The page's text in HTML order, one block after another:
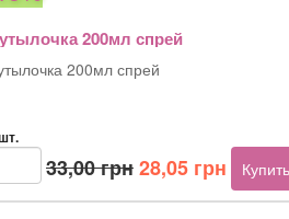
200мл спрей
200мл спрей
33,00грнПервоначальная
цена
28,05 грн
цена:
Купить